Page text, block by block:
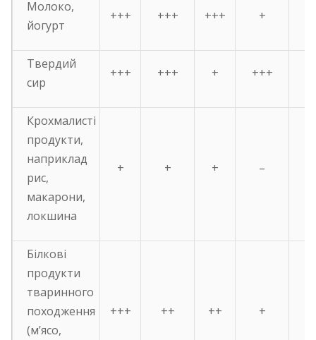
Молоко,
йогурт
+++ +++ +++ +
Твердий
сир
+++ +++ + +++
Крохмалисті
продукти,
наприклад
рис,
макарони,
локшина
+ + + –
Білкові
продукти
тваринного
походження
(м’ясо,
+++ ++ ++ +